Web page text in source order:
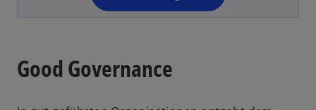
t
n
is
k
Good Governance